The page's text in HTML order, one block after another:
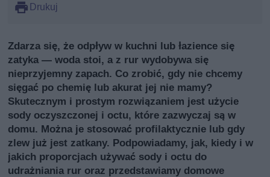
Drukuj
Zdarza się, że odpływ w kuchni lub łazience się
zatyka — woda stoi, a z rur wydobywa się
nieprzyjemny zapach. Co zrobić, gdy nie chcemy
sięgać po chemię lub akurat jej nie mamy?
Skutecznym i prostym rozwiązaniem jest użycie
sody oczyszczonej i octu, które zazwyczaj są w
domu. Można je stosować profilaktycznie lub gdy
zlew już jest zatkany. Podpowiadamy, jak, kiedy i w
jakich proporcjach używać sody i octu do
udrażniania rur oraz przedstawiamy domowe